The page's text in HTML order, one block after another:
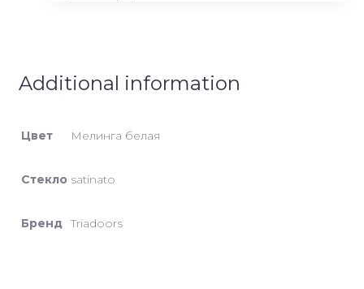
Additional information
Цвет Мелинга белая
Стекло satinato
Бренд Triadoors